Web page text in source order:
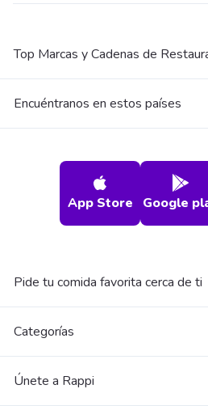
Top Marcas y Cadenas de
Encuéntranos en estos países
App Store Google
Pide tu comida favorita cerca de ti
Categorías
Únete a Rappi